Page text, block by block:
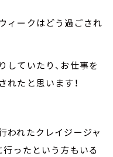
ィークはどう過ごされ
していたり、お仕事を
れたと思います！
われたクレイジージャ
ったという方もいる